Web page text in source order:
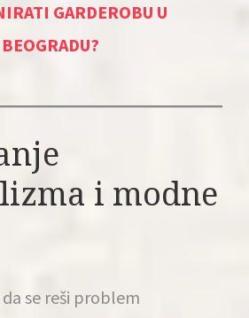
GARDEROBU U
BEOGRADU?
i modne
se reši problem